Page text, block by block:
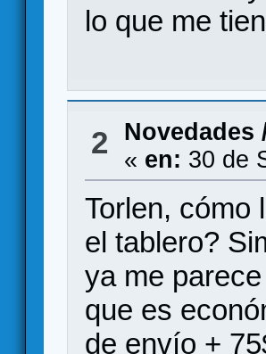
lo que me
2
Novedades
« en: 30 de
Torlen, cómo
el tablero?
ya me
que es
de envío +